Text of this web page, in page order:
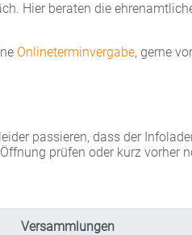
Hier beraten die
Onlineterminvergabe, gerne
passieren, dass der
prüfen oder kurz vorher
Versammlungen